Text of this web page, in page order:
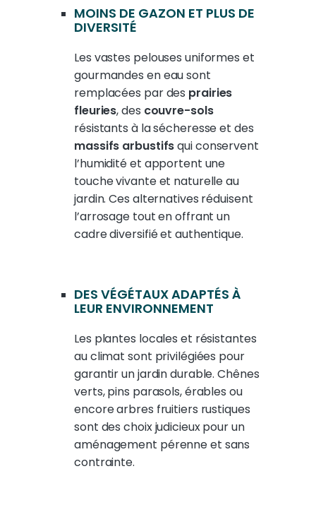
MOINS DE GAZON ET PLUS DE
DIVERSITÉ
Les vastes pelouses uniformes et
gourmandes en eau sont
remplacées par des prairies
fleuries, des couvre-sols
résistants à la sécheresse et des
massifs arbustifsqui conservent
l’humidité et apportent une
touche vivante et naturelle au
jardin. Ces alternatives réduisent
l’arrosage tout en offrant un
cadre diversifié et authentique.
DES VÉGÉTAUX ADAPTÉS À
LEUR ENVIRONNEMENT
Les plantes locales et résistantes
au climat sont privilégiées pour
garantir un jardin durable. Chênes
verts, pins parasols, érables ou
encore arbres fruitiers rustiques
sont des choix judicieux pour un
aménagement pérenne et sans
contrainte.